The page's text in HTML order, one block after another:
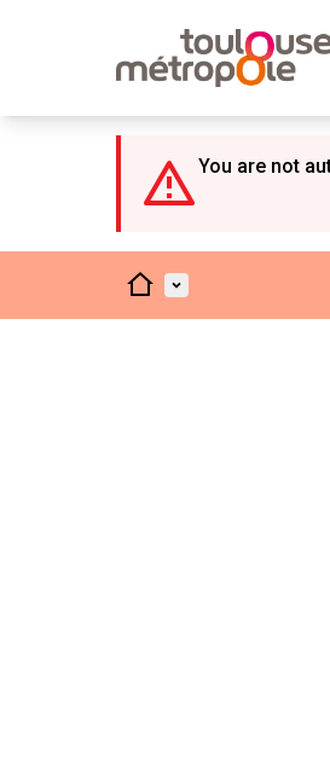
You are not
AccueilMenu principal